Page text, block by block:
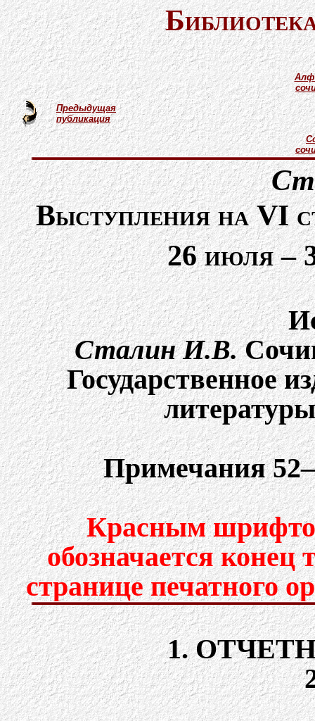
Предыдущая
публикация
Выступления на VI
26 июля –
Сталин И.В.
Государственное
Примечания
Красным
обозначается конец
странице печатного
1.